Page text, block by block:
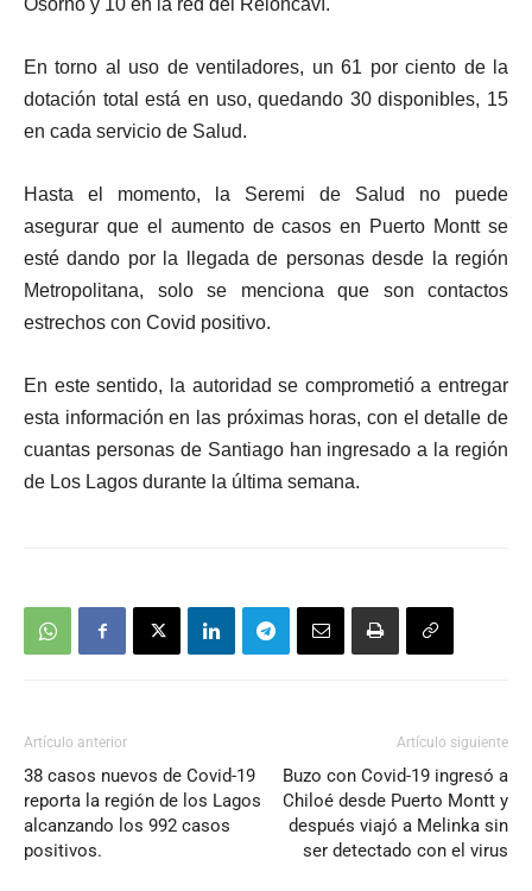
Osorno y 10 en la red del Reloncaví.
En torno al uso de ventiladores, un 61 por ciento de la
dotación total está en uso, quedando 30 disponibles, 15
en cada servicio de Salud.
Hasta el momento, la Seremi de Salud no puede
asegurar que el aumento de casos en Puerto Montt se
esté dando por la llegada de personas desde la región
Metropolitana, solo se menciona que son contactos
estrechos con Covid positivo.
En este sentido, la autoridad se comprometió a entregar
esta información en las próximas horas, con el detalle de
cuantas personas de Santiago han ingresado a la región
de Los Lagos durante la última semana.
Artículo anterior
38 casos nuevos de Covid-19
reporta la región de los Lagos
alcanzando los 992 casos
positivos.
Artículo siguiente
Buzo con Covid-19 ingresó a
Chiloé desde Puerto Montt y
después viajó a Melinka sin
ser detectado con el virus